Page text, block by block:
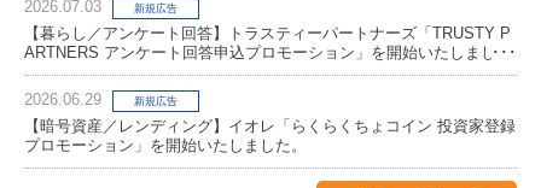
2026.07.03 新規広告
【暮らし／アンケート回答】トラスティーパートナーズ「TRUSTY P
ARTNERS アンケート回答申込プロモーション」を開始いたしまし
た。
2026.06.29
新規広告
【暗号資産／レンディング】イオレ「らくらくちょコイン 投資家登録
プロモーション」を開始いたしました。